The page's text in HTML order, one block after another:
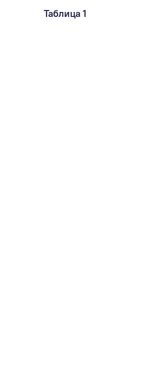
Таблица 1